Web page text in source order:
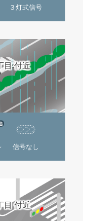
３灯式信号
目 付近
信号なし
目 付近